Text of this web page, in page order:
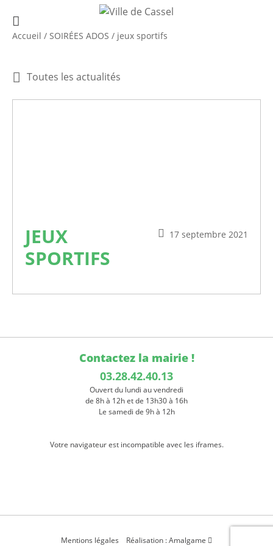
Accueil / SOIRÉES ADOS / jeux sportifs
Toutes les actualités
17 septembre 2021
JEUX
SPORTIFS
Contactez la mairie !
03.28.42.40.13
Ouvert du lundi au vendredi
de 8h à 12h et de 13h30 à 16h
Le samedi de 9h à 12h
Votre navigateur est incompatible avec les iframes.
Mentions légales Réalisation : Amalgame